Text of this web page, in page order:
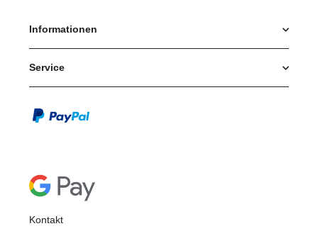
Informationen
Service
Kontakt